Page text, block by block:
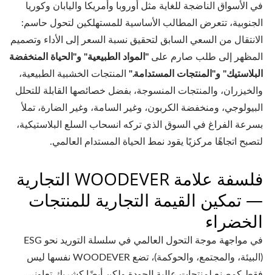
في الأسواق الناضجة للغاية مثل أوروبا وأمريكا واليابان وكوريا
الجنوبية، تتعرض المطالب الأساسية للمستهلكين لتحول حاسم:
الانتقال من السعي السابق لتحقيق نسبة السعر إلى الأداء وتصميم
المظهر إلى طلب صارم على "المواد الطبيعية" و"الحياة المنخفضة
البلاستيك" و"المنتجات المستدامة." المنتجات الخشبية الطبيعية،
والخيزران، والمنتجات المنسوجة، بفضل خصائصها القابلة للتحلل
البيولوجي، ومنخفضة الكربون، وغير السامة، وغير الضارة، تملأ
بسرعة الفراغ في السوق الذي تركه انسحاب السلع البلاستيكية،
لتصبح اتجاهًا مركزيًا يقود نمط الحياة المستدام العالمي.
فلسفة علامة WOODEVER التجارية
— تمكين القيمة التجارية للمنتجات
الخضراء
في مواجهة موجة التحول العالمي في سلسلة التوريد نحو ESG
(البيئة، والمجتمع، والحوكمة)، تضع WOODEVER نفسها ليس